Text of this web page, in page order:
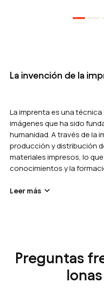
La invención de la
La imprenta es una
imágenes que ha sido
humanidad. A través de la
producción y distribución
materiales impresos, lo
conocimientos y la
Leer más
de tipos móviles que
grandes cantidades de
verdadera revolución en
Preguntas